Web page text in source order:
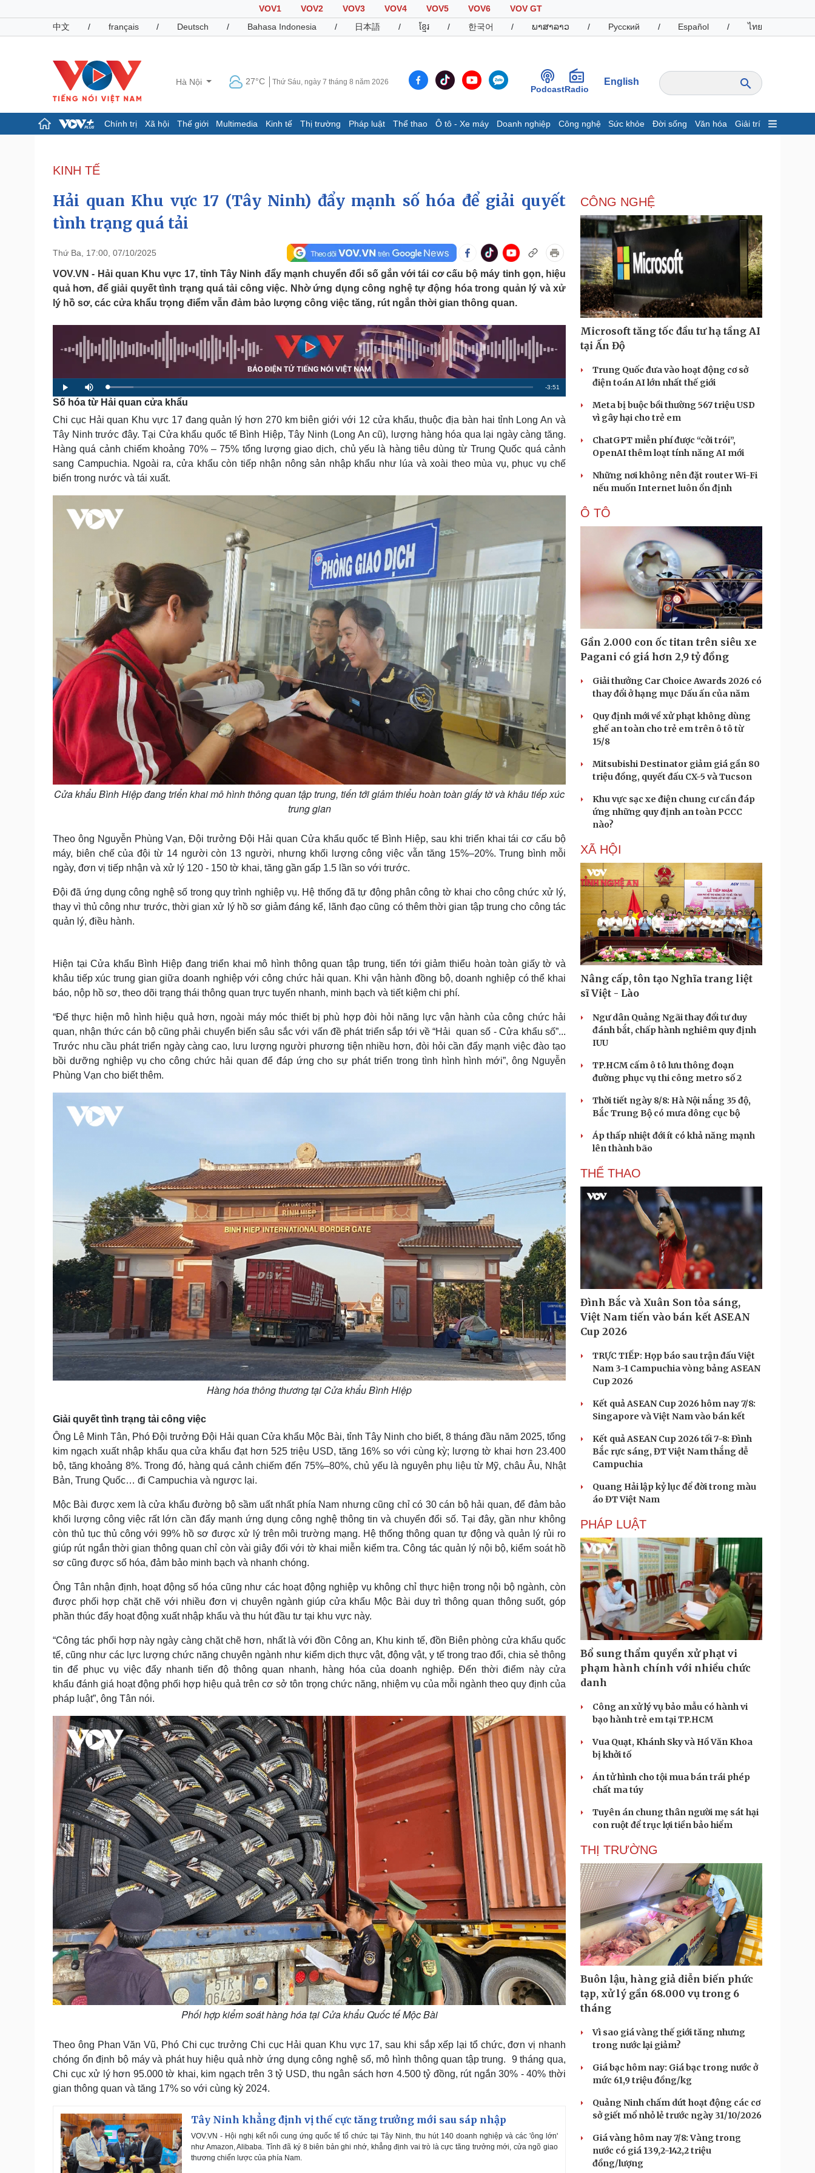
VOV1 VOV2 VOV3 VOV4 VOV5 VOV6
VOV GT
中文
/ français / Deutsch / Bahasa Indonesia / 日本語 / ខ្មែរ / 한국어 / ພາສາລາວ / Русский / Español / ไทย
Hà Nội 27°C Thứ Sáu, ngày 7 tháng 8 năm 2026
PodcastRadio
English
Chính trị Xã hội Thế giới Multimedia Kinh tế Thị trường Pháp luật Thể thao Ô tô - Xe máy Doanh nghiệp Công nghệ Sức khỏe Đời sống Văn hóa Giải trí
Đảng
Tổ chức nhân sự
Quốc hội
Nhận diện sự thật
Dấu ấn VOV
Việc làm
Biển đảo
E-Magazine
Infographic
Giá cà phê
Pháp luật
Tin nóng
Tư vấn luật
Việt Nam
Phân tích
Thể thao
Lịch thi đấu bóng đá
Thế giới thể thao
eSports
Ô tô - Xe máy
Xe máy
Tư vấn
Doanh nghiệp
Thông tin doanh nghiệp
Doanh nghiệp 24h
Doanh nhân
Vì cộng đồng
Công nghệ
Sành điệu
Trải nghiệm
Chuyển đổi số
Sức khỏe
Dinh dưỡng - món ngon
Cây thuốc
Sản phụ khoa
Nhi khoa
Nam khoa
Làm đẹp - giảm cân
Phòng mạch online
Ăn sạch sống khỏe
Đời sống
Nhà đẹp
Tình yêu - Gia đình
Văn hóa
Sân khấu - Điện ảnh
Văn học
Âm nhạc
Giải trí
Nghệ sĩ
Thời trang
Sao Việt
Tư vấn
check-in
Podcast
Đọc truyện đêm khuya
Cửa sổ tình yêu
Hạt giống tâm hồn
Cải chính
KINH TẾ
Hải quan Khu vực 17 (Tây Ninh) đẩy mạnh số hóa để giải quyết
tình trạng quá tải
Thứ Ba, 17:00, 07/10/2025
VOV.VN - Hải quan Khu vực 17, tỉnh Tây Ninh đẩy mạnh chuyển đổi số gắn với tái cơ cấu bộ máy tinh gọn, hiệu
quả hơn, để giải quyết tình trạng quá tải công việc. Nhờ ứng dụng công nghệ tự động hóa trong quản lý và xử
lý hồ sơ, các cửa khẩu trọng điểm vẫn đảm bảo lượng công việc tăng, rút ngắn thời gian thông quan.
P
l
a
M
u
t
L
o
a
d
d
6
.
7
R
m
i
T
-3:51
Số hóa từ Hải quan cửa khẩu
Chi cục Hải quan Khu vực 17 đang quản lý hơn 270 km biên giới với 12 cửa khẩu, thuộc địa bàn hai tỉnh Long An và
Tây Ninh trước đây. Tại Cửa khẩu quốc tế Bình Hiệp, Tây Ninh (Long An cũ), lượng hàng hóa qua lại ngày càng tăng.
Hàng quá cảnh chiếm khoảng 70% – 75% tổng lượng giao dịch, chủ yếu là hàng tiêu dùng từ Trung Quốc quá cảnh
sang Campuchia. Ngoài ra, cửa khẩu còn tiếp nhận nông sản nhập khẩu như lúa và xoài theo mùa vụ, phục vụ chế
biến trong nước và tái xuất.
Cửa khẩu Bình Hiệp đang triển khai mô hình thông quan tập trung, tiến tới giảm thiểu hoàn toàn giấy tờ và khâu tiếp xúc
trung gian
Theo ông Nguyễn Phùng Vạn, Đội trưởng Đội Hải quan Cửa khẩu quốc tế Bình Hiệp, sau khi triển khai tái cơ cấu bộ
máy, biên chế của đội từ 14 người còn 13 người, nhưng khối lượng công việc vẫn tăng 15%–20%. Trung bình mỗi
ngày, đơn vị tiếp nhận và xử lý 120 - 150 tờ khai, tăng gần gấp 1.5 lần so với trước.
Đội đã ứng dụng công nghệ số trong quy trình nghiệp vụ. Hệ thống đã tự động phân công tờ khai cho công chức xử lý,
thay vì thủ công như trước, thời gian xử lý hồ sơ giảm đáng kể, lãnh đạo cũng có thêm thời gian tập trung cho công tác
quản lý, điều hành.
Hiện tại Cửa khẩu Bình Hiệp đang triển khai mô hình thông quan tập trung, tiến tới giảm thiểu hoàn toàn giấy tờ và
khâu tiếp xúc trung gian giữa doanh nghiệp với công chức hải quan. Khi vận hành đồng bộ, doanh nghiệp có thể khai
báo, nộp hồ sơ, theo dõi trạng thái thông quan trực tuyến nhanh, minh bạch và tiết kiệm chi phí.
“Để thực hiện mô hình hiệu quả hơn, ngoài máy móc thiết bị phù hợp đòi hỏi năng lực vận hành của công chức hải
quan, nhận thức cán bộ cũng phải chuyển biến sâu sắc với vấn đề phát triển sắp tới về “Hải quan số - Cửa khẩu số”...
Trước nhu cầu phát triển ngày càng cao, lưu lượng người phương tiện nhiều hơn, đòi hỏi cần đẩy mạnh việc đào tạo
bồi dưỡng nghiệp vụ cho công chức hải quan để đáp ứng cho sự phát triển trong tình hình hình mới”, ông Nguyễn
Phùng Vạn cho biết thêm.
Hàng hóa thông thương tại Cửa khẩu Bình Hiệp
Giải quyết tình trạng tải công việc
Ông Lê Minh Tân, Phó Đội trưởng Đội Hải quan Cửa khẩu Mộc Bài, tỉnh Tây Ninh cho biết, 8 tháng đầu năm 2025, tổng
kim ngạch xuất nhập khẩu qua cửa khẩu đạt hơn 525 triệu USD, tăng 16% so với cùng kỳ; lượng tờ khai hơn 23.400
bộ, tăng khoảng 8%. Trong đó, hàng quá cảnh chiếm đến 75%–80%, chủ yếu là nguyên phụ liệu từ Mỹ, châu Âu, Nhật
Bản, Trung Quốc… đi Campuchia và ngược lại.
Mộc Bài được xem là cửa khẩu đường bộ sầm uất nhất phía Nam nhưng cũng chỉ có 30 cán bộ hải quan, để đảm bảo
khối lượng công việc rất lớn cần đẩy mạnh ứng dụng công nghệ thông tin và chuyển đổi số. Tại đây, gần như không
còn thủ tục thủ công với 99% hồ sơ được xử lý trên môi trường mạng. Hệ thống thông quan tự động và quản lý rủi ro
giúp rút ngắn thời gian thông quan chỉ còn vài giây đối với tờ khai miễn kiểm tra. Công tác quản lý nội bộ, kiểm soát hồ
sơ cũng được số hóa, đảm bảo minh bạch và nhanh chóng.
Ông Tân nhận định, hoạt động số hóa cũng như các hoạt động nghiệp vụ không chỉ thực hiện trong nội bộ ngành, còn
được phối hợp chặt chẽ với nhiều đơn vị chuyên ngành giúp cửa khẩu Mộc Bài duy trì thông quan thông suốt, góp
phần thúc đẩy hoạt động xuất nhập khẩu và thu hút đầu tư tại khu vực này.
“Công tác phối hợp này ngày càng chặt chẽ hơn, nhất là với đồn Công an, Khu kinh tế, đồn Biên phòng cửa khẩu quốc
tế, cũng như các lực lượng chức năng chuyên ngành như kiểm dịch thực vật, động vật, y tế trong trao đổi, chia sẻ thông
tin để phục vụ việc đẩy nhanh tiến độ thông quan nhanh, hàng hóa của doanh nghiệp. Đến thời điểm này cửa
khẩu đánh giá hoạt động phối hợp hiệu quả trên cơ sở tôn trọng chức năng, nhiệm vụ của mỗi ngành theo quy định của
pháp luật”, ông Tân nói.
Phối hợp kiểm soát hàng hóa tại Cửa khẩu Quốc tế Mộc Bài
Theo ông Phan Văn Vũ, Phó Chi cục trưởng Chi cục Hải quan Khu vực 17, sau khi sắp xếp lại tổ chức, đơn vị nhanh
chóng ổn định bộ máy và phát huy hiệu quả nhờ ứng dụng công nghệ số, mô hình thông quan tập trung. 9 tháng qua,
Chi cục xử lý hơn 95.000 tờ khai, kim ngạch trên 3 tỷ USD, thu ngân sách hơn 4.500 tỷ đồng, rút ngắn 30% - 40% thời
gian thông quan và tăng 17% so với cùng kỳ 2024.
Tây Ninh khẳng định vị thế cực tăng trưởng mới sau sáp nhập
VOV.VN - Hội nghị kết nối cung ứng quốc tế tổ chức tại Tây Ninh, thu hút 140 doanh nghiệp và các 'ông lớn'
như Amazon, Alibaba. Tỉnh đã ký 8 biên bản ghi nhớ, khẳng định vai trò là cực tăng trưởng mới, cửa ngõ giao
thương chiến lược của phía Nam.
CÔNG NGHỆ
Microsoft tăng tốc đầu tư hạ tầng AI
tại Ấn Độ
Trung Quốc đưa vào hoạt động cơ sở
điện toán AI lớn nhất thế giới
Meta bị buộc bồi thường 567 triệu USD
vì gây hại cho trẻ em
ChatGPT miễn phí được “cởi trói”,
OpenAI thêm loạt tính năng AI mới
Những nơi không nên đặt router Wi-Fi
nếu muốn Internet luôn ổn định
Ô TÔ
Gần 2.000 con ốc titan trên siêu xe
Pagani có giá hơn 2,9 tỷ đồng
Giải thưởng Car Choice Awards 2026 có
thay đổi ở hạng mục Dấu ấn của năm
Quy định mới về xử phạt không dùng
ghế an toàn cho trẻ em trên ô tô từ
15/8
Mitsubishi Destinator giảm giá gần 80
triệu đồng, quyết đấu CX-5 và Tucson
Khu vực sạc xe điện chung cư cần đáp
ứng những quy định an toàn PCCC
nào?
XÃ HỘI
Nâng cấp, tôn tạo Nghĩa trang liệt
sĩ Việt - Lào
Ngư dân Quảng Ngãi thay đổi tư duy
đánh bắt, chấp hành nghiêm quy định
IUU
TP.HCM cấm ô tô lưu thông đoạn
đường phục vụ thi công metro số 2
Thời tiết ngày 8/8: Hà Nội nắng 35 độ,
Bắc Trung Bộ có mưa dông cục bộ
Áp thấp nhiệt đới ít có khả năng mạnh
lên thành bão
THỂ THAO
Đình Bắc và Xuân Son tỏa sáng,
Việt Nam tiến vào bán kết ASEAN
Cup 2026
TRỰC TIẾP: Họp báo sau trận đấu Việt
Nam 3-1 Campuchia vòng bảng ASEAN
Cup 2026
Kết quả ASEAN Cup 2026 hôm nay 7/8:
Singapore và Việt Nam vào bán kết
Kết quả ASEAN Cup 2026 tối 7-8: Đình
Bắc rực sáng, ĐT Việt Nam thắng dễ
Campuchia
Quang Hải lập kỷ lục để đời trong màu
áo ĐT Việt Nam
PHÁP LUẬT
Bổ sung thẩm quyền xử phạt vi
phạm hành chính với nhiều chức
danh
Công an xử lý vụ bảo mẫu có hành vi
bạo hành trẻ em tại TP.HCM
Vua Quạt, Khánh Sky và Hồ Văn Khoa
bị khởi tố
Án tử hình cho tội mua bán trái phép
chất ma túy
Tuyên án chung thân người mẹ sát hại
con ruột để trục lợi tiền bảo hiểm
THỊ TRƯỜNG
Buôn lậu, hàng giả diễn biến phức
tạp, xử lý gần 68.000 vụ trong 6
tháng
Vì sao giá vàng thế giới tăng nhưng
trong nước lại giảm?
Giá bạc hôm nay: Giá bạc trong nước ở
mức 61,9 triệu đồng/kg
Quảng Ninh chấm dứt hoạt động các cơ
sở giết mổ nhỏ lẻ trước ngày 31/10/2026
Giá vàng hôm nay 7/8: Vàng trong
nước có giá 139,2-142,2 triệu
đồng/lượng